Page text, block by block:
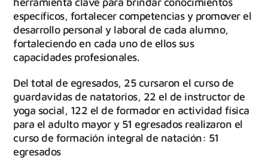
específicos, fortalecer competencias y promover el
desarrollo personal y laboral de cada alumno,
fortaleciendo en cada uno de ellos sus
capacidades profesionales.
Del total de egresados, 25 cursaron el curso de
guardavidas de natatorios, 22 el de instructor de
yoga social, 122 el de formador en actividad física
para el adulto mayor y 51 egresados realizaron el
curso de formación integral de natación: 51
egresados